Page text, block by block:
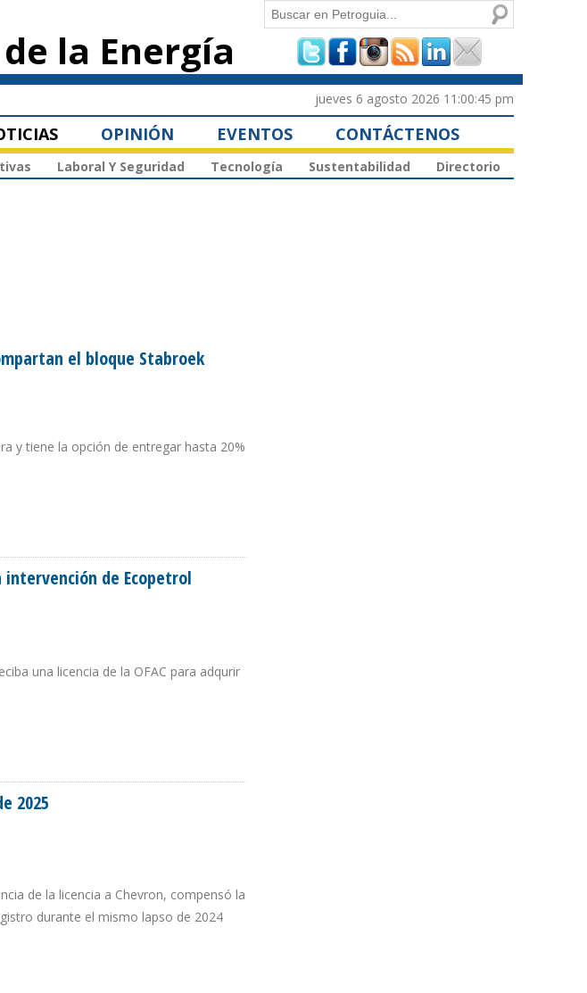
la Energía
Formulario de
búsqueda
Buscar
jueves 6 agosto 2026 11:00:45 pm
OPINIÓN EVENTOS CONTÁCTENOS
Laboral Y Seguridad Tecnología Sustentabilidad Directorio
el bloque Stabroek
y tiene la opción de entregar hasta 20%
intervención de Ecopetrol
una licencia de la OFAC para adqurir
2025
de la licencia a Chevron, compensó la
durante el mismo lapso de 2024